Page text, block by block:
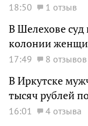
18:50 1 отзыв
В Шелехове суд
колонии
17:49 8 отзывов
В Иркутске
тысяч рублей
16:01
4 отзыва